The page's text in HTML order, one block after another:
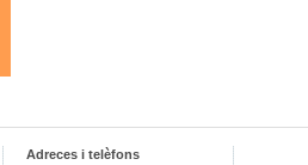
Adreces i telèfons